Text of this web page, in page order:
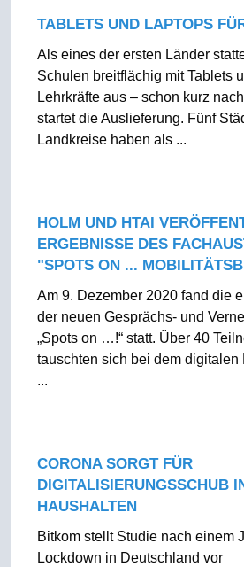
TABLETS UND LAPTOPS
Als eines der ersten Länder
Schulen breitflächig mit Tablets
Lehrkräfte aus – schon kurz
startet die Auslieferung. Fünf
Landkreise haben als ...
HOLM UND HTAI
ERGEBNISSE DES
"SPOTS ON ...
Am 9. Dezember 2020 fand die
der neuen Gesprächs- und
„Spots on …!“ statt. Über 40
tauschten sich bei dem digitalen
...
CORONA SORGT FÜR
DIGITALISIERUNGSSCHUB
HAUSHALTEN
Bitkom stellt Studie nach einem
Lockdown in Deutschland vor